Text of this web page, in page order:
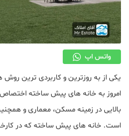
همایش و نمایشگاه
واتس اپ
یکی از به روزترین و کاربردی ترین
امروز به خانه‌ های پیش‌ ساخته اختصاص
بالایی در زمینه مسکن، معماری و
است. خانه های پیش ساخته که در